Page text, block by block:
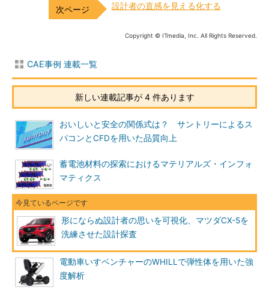
設計者の直感を見える化する
Copyright © ITmedia, Inc. All Rights Reserved.
CAE事例 連載一覧
新しい連載記事が 4 件あります
おいしいと安全の関係式は？ サントリーによるス
パコンとCFDを用いた品質向上
蓄電池材料の探索におけるマテリアルズ・インフォ
マティクス
形にならぬ設計者の思いを可視化、マツダCX-5を
洗練させた設計探査
電動車いすベンチャーのWHILLで弾性体を用いた強
度解析